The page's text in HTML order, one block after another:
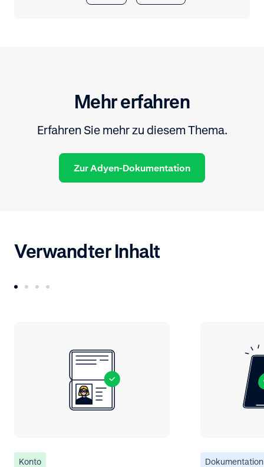
Mehr erfahren
Erfahren Sie mehr zu diesem Thema.
Zur Adyen-Dokumentation
Verwandter Inhalt
Konto Dokumentation